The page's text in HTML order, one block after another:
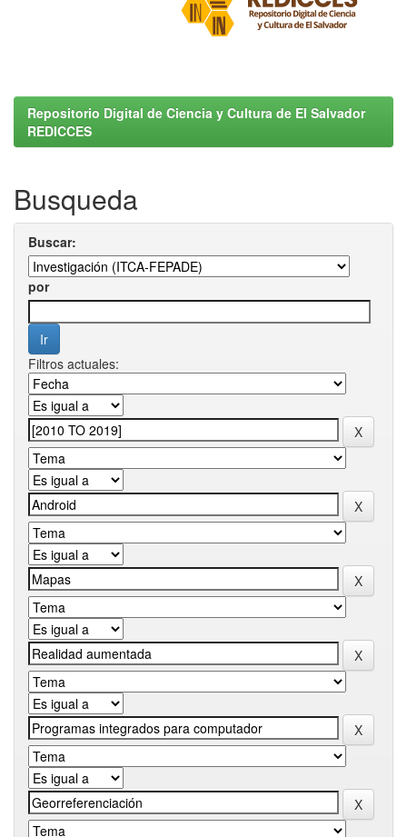
Repositorio Digital de Ciencia y Cultura de El Salvador
REDICCES
Busqueda
Buscar:
por
Filtros actuales: